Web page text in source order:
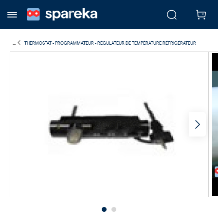
THERMOSTAT - PROGRAMMATEUR - RÉGULATEUR DE TEMPÉRATURE RÉFRIGÉRATEUR